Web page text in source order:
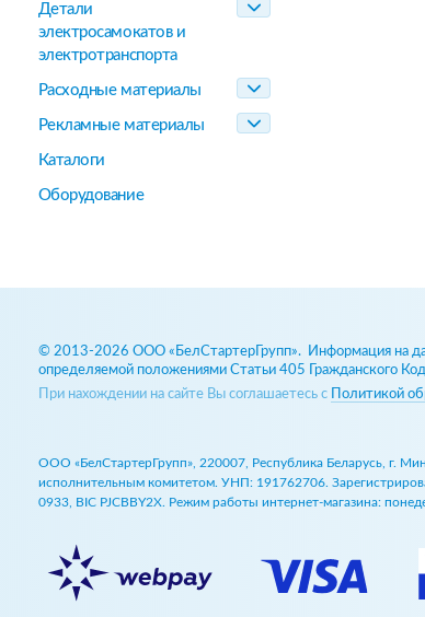
Детали
электросамокатов и
электротранспорта
Расходные материалы
Рекламные материалы
Каталоги
Оборудование
© 2013-2026 ООО «БелСтартерГрупп». Информация на
определяемой положениями Статьи 405 Гражданского
При нахождении на сайте Вы соглашаетесь с
Политикой
ООО «БелСтартерГрупп», 220007, Республика Беларусь, г.
исполнительным комитетом. УНП: 191762706.
0933, BIC PJCBBY2X. Режим работы интернет-магазина: